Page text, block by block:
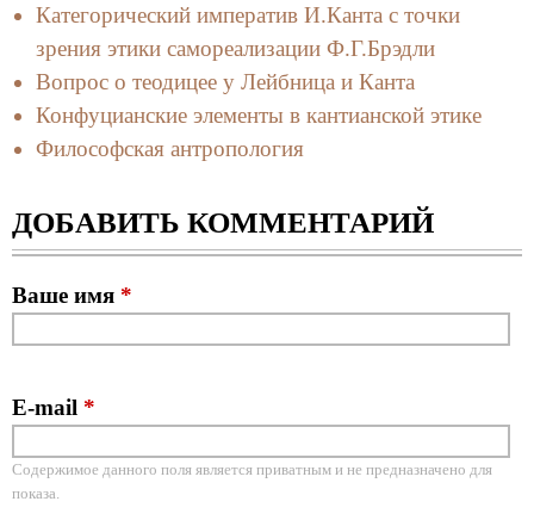
Категорический императив И.Канта с точки
зрения этики самореализации Ф.Г.Брэдли
Вопрос о теодицее у Лейбница и Канта
Конфуцианские элементы в кантианской этике
Философская антропология
ДОБАВИТЬ КОММЕНТАРИЙ
Ваше имя *
E-mail *
Содержимое данного поля является приватным и не предназначено для
показа.